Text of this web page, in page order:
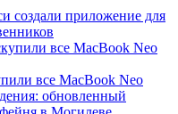
создали приложение для
все MacBook Neo